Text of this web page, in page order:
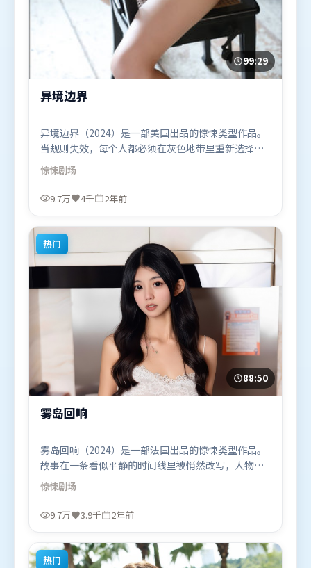
99:29
异境边界
异境边界（2024）是一部美国出品的惊悚类型作品。
当规则失效，每个人都必须在灰色地带里重新选择立
场与底线。摄影与美术共同营造出强烈地域气质，增
强沉浸感。由詹姆斯·卡梅隆执导，汤姆·哈迪、周
迅、汤唯，章子怡、肖战等联袂出演。影片于2024年
题材的观众观看。
惊悚剧场
9.7万 4千 2年前
热门
88:50
雾岛回响
雾岛回响（2024）是一部法国出品的惊悚类型作品。
故事在一条看似平静的时间线里被悄然改写，人物被
迫直面过去与现在的撕裂。动作场面设计讲究空间与
节奏，文戏部分同样扎实耐嚼。由乌尔善执导，易烊
千玺、李政宰、弗洛伦丝·皮尤，咏梅、章子怡等联
映上线，适合喜欢惊悚题材的观众观看。
惊悚剧场
9.7万 3.9千 2年前
热门